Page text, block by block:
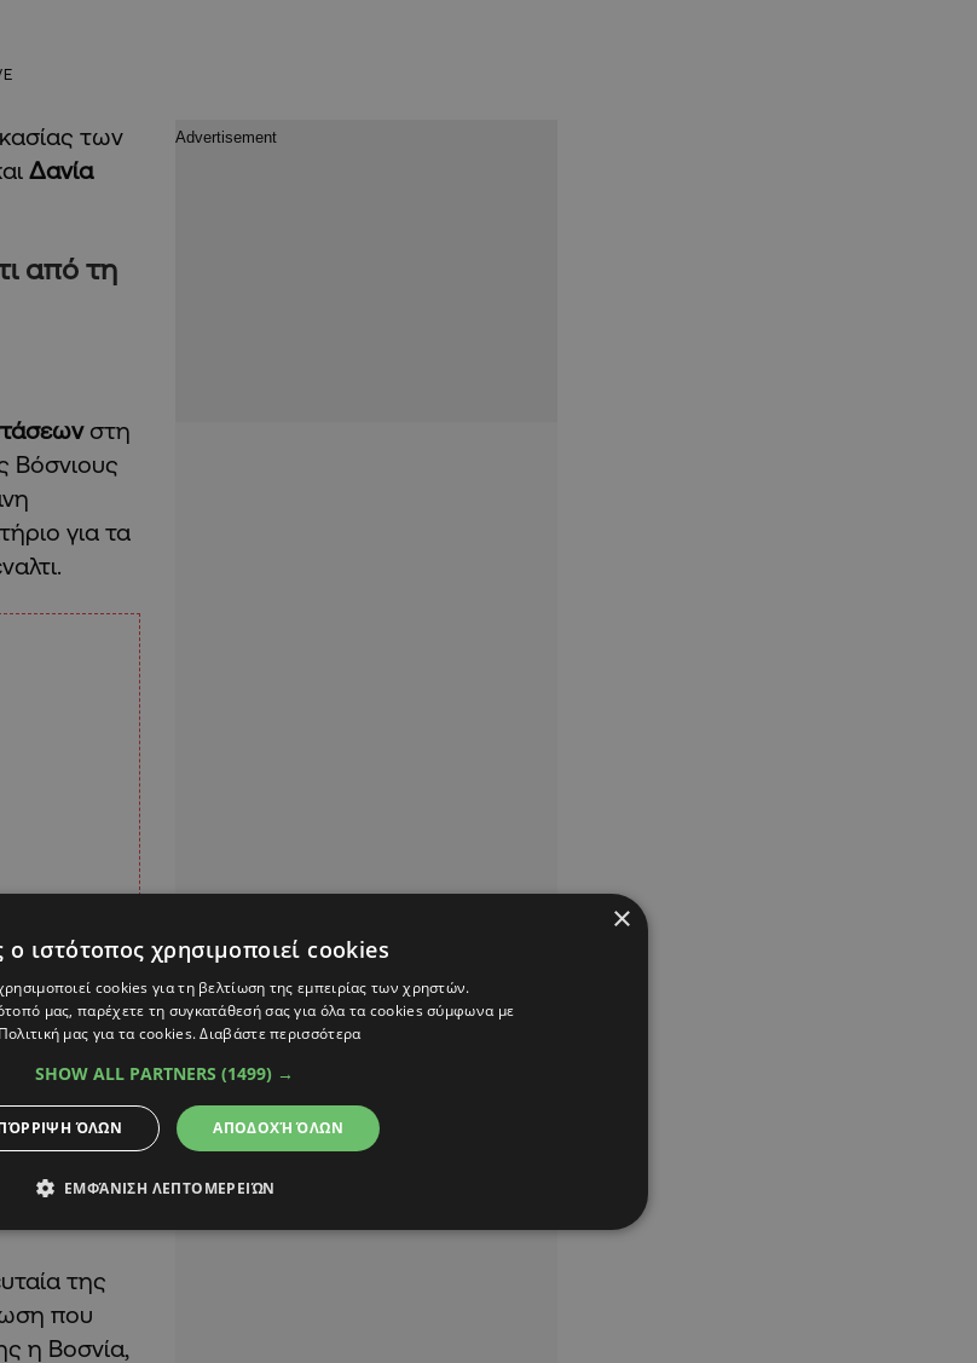
των
Δανία
από τη
στη
Βόσνιους
για τα
της
που
η Βοσνία,
×
ο ιστότοπος χρησιμοποιεί cookies
cookies για τη βελτίωση της εμπειρίας των χρηστών.
μας, παρέχετε τη συγκατάθεσή σας για όλα τα cookies σύμφωνα με
μας για τα cookies.Διαβάστε περισσότερα
SHOW ALL PARTNERS (1499) →
ΑΠΟΔΟΧΉ ΌΛΩΝ
ΌΛΩΝ
ΕΜΦΆΝΙΣΗ ΛΕΠΤΟΜΕΡΕΙΏΝ